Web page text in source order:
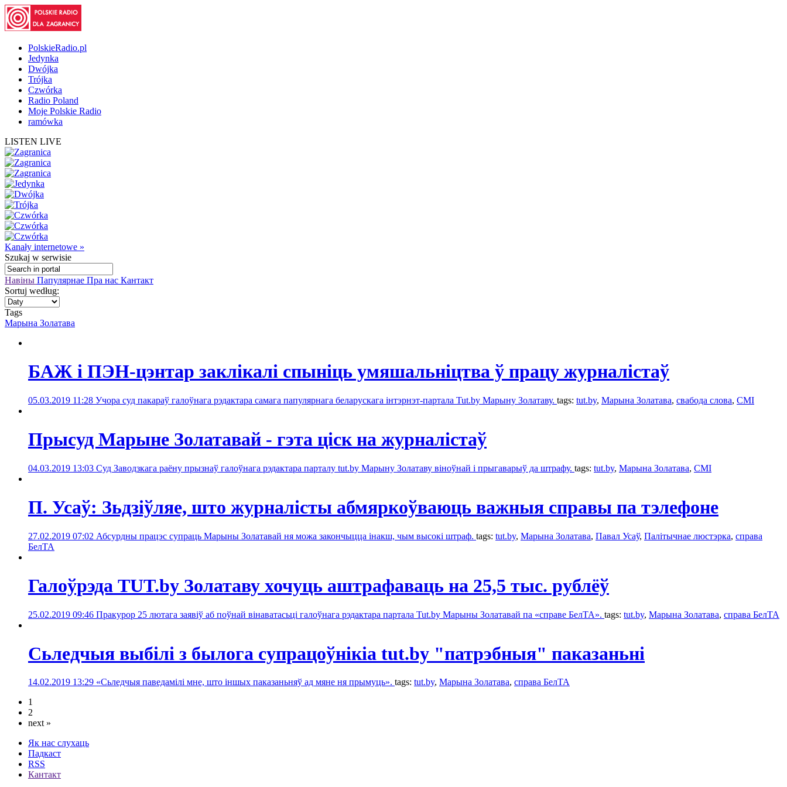
PolskieRadio.pl
Jedynka
Dwójka
Trójka
Czwórka
Radio Poland
Moje Polskie Radio
ramówka
LISTEN LIVE
Kanały internetowe »
Szukaj w serwisie
Навіны Папулярнае Пра нас Кантакт
Sortuj według:
Tags
Марына Золатава
БАЖ і ПЭН-цэнтар заклікалі спыніць умяшальніцтва ў працу журналістаў
05.03.2019 11:28 Учора суд пакараў галоўнага рэдактара самага папулярнага беларускага інтэрнэт-партала Tut.by Марыну Золатаву. tags: tut.by, Марына Золатава, свабода слова, СМІ
Прысуд Марыне Золатавай - гэта ціск на журналістаў
04.03.2019 13:03 Суд Заводзкага раёну прызнаў галоўнага рэдактара парталу tut.by Марыну Золатаву віноўнай і прыгаварыў да штрафу. tags: tut.by, Марына Золатава, СМІ
П. Усаў: Зьдзіўляе, што журналісты абмяркоўваюць важныя справы па тэлефоне
27.02.2019 07:02 Абсурдны працэс супраць Марыны Золатавай ня можа закончыцца інакш, чым высокі штраф. tags: tut.by, Марына Золатава, Павал Усаў, Палітычнае люстэрка, справа
БелТА
Галоўрэда TUT.by Золатаву хочуць аштрафаваць на 25,5 тыс. рублёў
25.02.2019 09:46 Пракурор 25 лютага заявіў аб поўнай вінаватасьці галоўнага рэдактара партала Tut.by Марыны Золатавай па «справе БелТА». tags: tut.by, Марына Золатава, справа БелТА
Сьледчыя выбілі з былога супрацоўнікіа tut.by "патрэбныя" паказаньні
14.02.2019 13:29 «Сьледчыя паведамілі мне, што іншых паказаньняў ад мяне ня прымуць». tags: tut.by, Марына Золатава, справа БелТА
1
2
next »
Як нас слухаць
Падкаст
RSS
Кантакт